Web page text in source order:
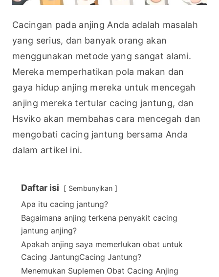
Cacingan pada anjing Anda adalah masalah
yang serius, dan banyak orang akan
menggunakan metode yang sangat alami.
Mereka memperhatikan pola makan dan
gaya hidup anjing mereka untuk mencegah
anjing mereka tertular cacing jantung, dan
Hsviko akan membahas cara mencegah dan
mengobati cacing jantung bersama Anda
dalam artikel ini.
Daftar isi Sembunyikan
Apa itu cacing jantung?
Bagaimana anjing terkena penyakit cacing
jantung anjing?
Apakah anjing saya memerlukan obat untuk
Cacing JantungCacing Jantung?
Menemukan Suplemen Obat Cacing Anjing